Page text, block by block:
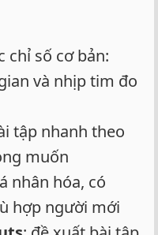
chỉ số cơ bản:
và nhịp tim đo
tập nhanh theo
muốn
nhân hóa, có
hợp người mới